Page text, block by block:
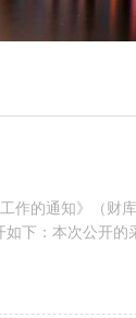
作的通知》（财库
下：本次公开的